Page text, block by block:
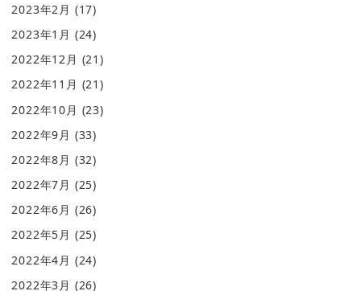
2023年2月 (17)
2023年1月 (24)
2022年12月 (21)
2022年11月 (21)
2022年10月 (23)
2022年9月 (33)
2022年8月 (32)
2022年7月 (25)
2022年6月 (26)
2022年5月 (25)
2022年4月 (24)
2022年3月 (26)